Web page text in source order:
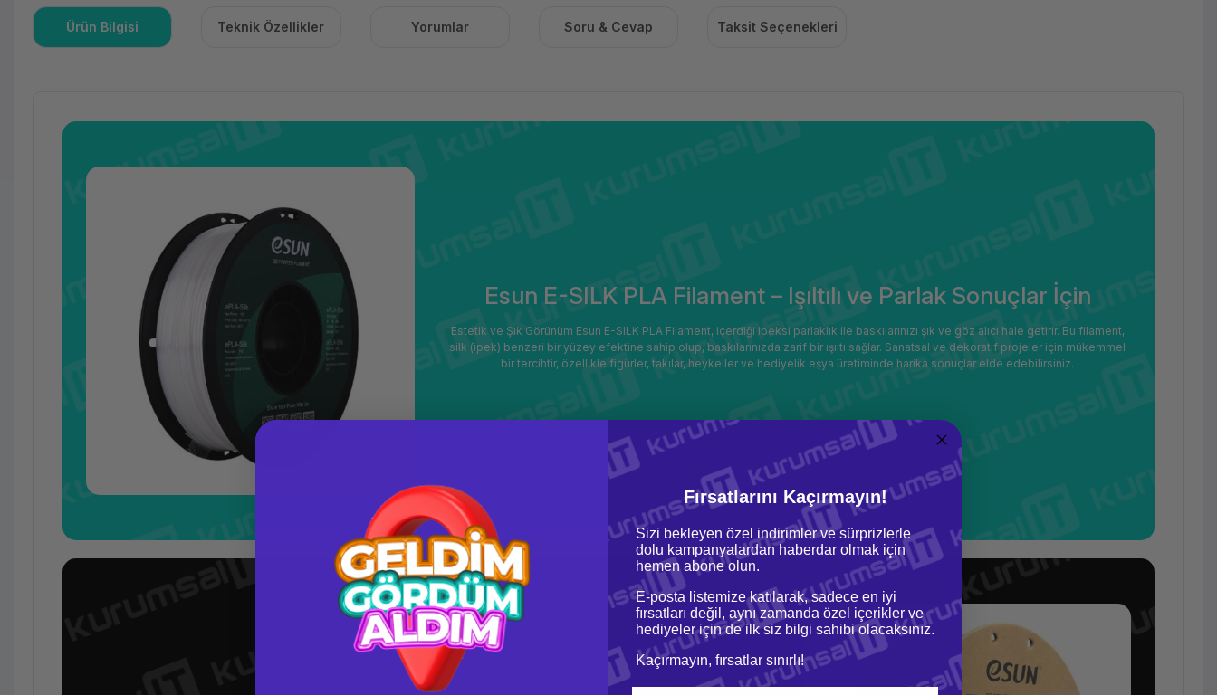
Ürün Bilgisi Teknik Özellikler Yorumlar Soru & Cevap Taksit Seçenekleri
Esun E-SILK PLA Filament – Işıltılı ve Parlak Sonuçlar İçin
Estetik ve Şık Görünüm Esun E-SILK PLA Filament, içerdiği ipeksi parlaklık ile baskılarınızı şık ve göz alıcı hale getirir. Bu filament,
silk (ipek) benzeri bir yüzey efektine sahip olup, baskılarınızda zarif bir ışıltı sağlar. Sanatsal ve dekoratif projeler için mükemmel
bir tercihtir, özellikle figürler, takılar, heykeller ve hediyelik eşya üretiminde harika sonuçlar elde edebilirsiniz.
Fırsatlarını Kaçırmayın!
Sizi bekleyen özel indirimler ve sürprizlerle
dolu kampanyalardan haberdar olmak için
hemen abone olun.
E-posta listemize katılarak, sadece en iyi
fırsatları değil, aynı zamanda özel içerikler ve
hediyeler için de ilk siz bilgi sahibi olacaksınız.
Kaçırmayın, fırsatlar sınırlı!